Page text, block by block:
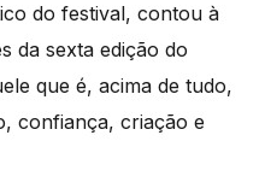
do festival, contou à
da sexta edição do
que é, acima de tudo,
confiança, criação e